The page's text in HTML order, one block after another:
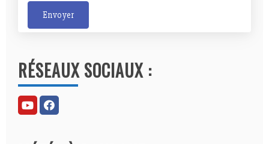
Envoyer
t
e
r
n
RÉSEAUX SOCIAUX :